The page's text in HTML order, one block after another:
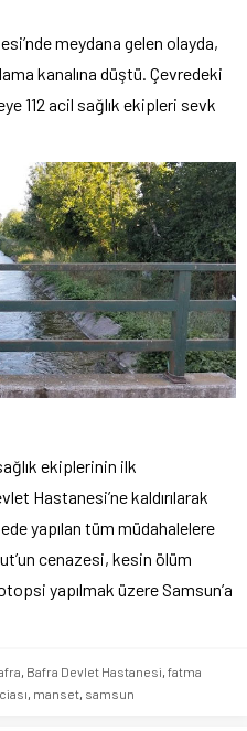
meydana gelen olayda,
kanalına düştü. Çevredeki
112 acil sağlık ekipleri sevk
ekiplerinin ilk
Hastanesi’ne kaldırılarak
yapılan tüm müdahalelere
cenazesi, kesin ölüm
yapılmak üzere Samsun’a
, Bafra Devlet Hastanesi, fatma
, manset, samsun